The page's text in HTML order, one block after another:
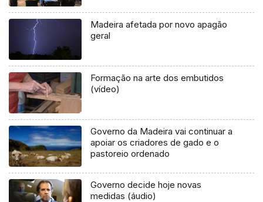
Madeira afetada por novo apagão
geral
Formação na arte dos embutidos
(vídeo)
Governo da Madeira vai continuar a
apoiar os criadores de gado e o
pastoreio ordenado
Governo decide hoje novas
medidas (áudio)